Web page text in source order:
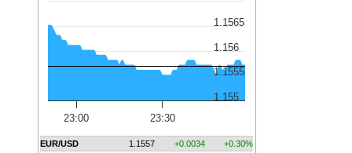
23:00 23:30
1.155
1.1555
1.156
1.1565
EUR/USD 1.1557 +0.0034
+0.30%